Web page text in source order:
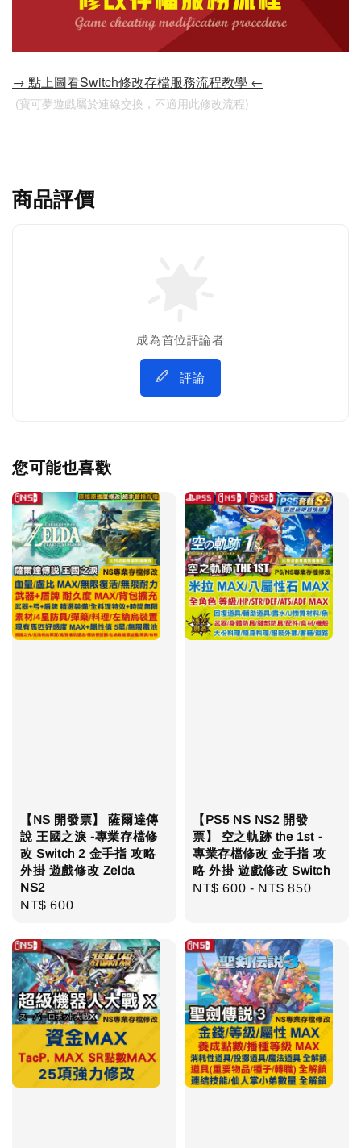
→ 點上圖看Switch修改存檔服務流程教學 ←
(寶可夢遊戲屬於連線交換，不適用此修改流程)
商品評價
成為首位評論者
評論
您可能也喜歡
【NS 開發票】 薩爾達傳
說 王國之淚 -專業存檔修
改 Switch 2 金手指 攻略
外掛 遊戲修改 Zelda
NS2
Regular
NT$ 600
【PS5 NS NS2 開發
票】 空之軌跡 the 1st -
專業存檔修改 金手指 攻
略 外掛 遊戲修改 Switch
Regular
NT$ 600 - NT$ 850